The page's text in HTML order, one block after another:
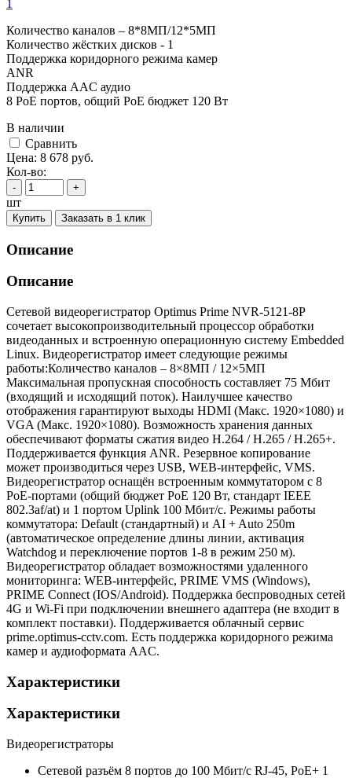
Количество каналов – 8*8МП/12*5МП
Количество жёстких дисков - 1
Поддержка коридорного режима камер
ANR
Поддержка AAC аудио
8 PoE портов, общий PoE бюджет 120 Вт
В наличии
Cравнить
Цена: 8 678 руб.
Кол-во:
- +
шт
Купить Заказать в 1 клик
Описание
Описание
Сетевой видеорегистратор Optimus Prime NVR-5121-8P
сочетает высокопроизводительный процессор обработки
видеоданных и встроенную операционную систему Embedded
Linux. Видеорегистратор имеет следующие режимы
работы:Количество каналов – 8×8МП / 12×5МП
Максимальная пропускная способность составляет 75 Мбит
(входящий и исходящий поток). Наилучшее качество
отображения гарантируют выходы HDMI (Макс. 1920×1080) и
VGA (Макс. 1920×1080). Возможность хранения данных
обеспечивают форматы сжатия видео H.264 / H.265 / H.265+.
Поддерживается функция ANR. Резервное копирование
может производиться через USB, WEB-интерфейс, VMS.
Видеорегистратор оснащён встроенным коммутатором с 8
PoE-портами (общий бюджет PoE 120 Вт, стандарт IEEE
802.3af/at) и 1 портом Uplink 100 Мбит/с. Режимы работы
коммутатора: Default (стандартный) и AI + Auto 250m
(автоматическое определение длины линии, активация
Watchdog и переключение портов 1-8 в режим 250 м).
Видеорегистратор обладает возможностями удаленного
мониторинга: WEB-интерфейс, PRIME VMS (Windows),
PRIME Connect (IOS/Android). Поддержка беспроводных сетей
4G и Wi-Fi при подключении внешнего адаптера (не входит в
комплект поставки). Поддерживается облачный сервис
prime.optimus-cctv.com. Есть поддержка коридорного режима
камер и аудиоформата AAC.
Характеристики
Характеристики
Видеорегистраторы
Сетевой разъём 8 портов до 100 Мбит/с RJ-45, PoE+ 1